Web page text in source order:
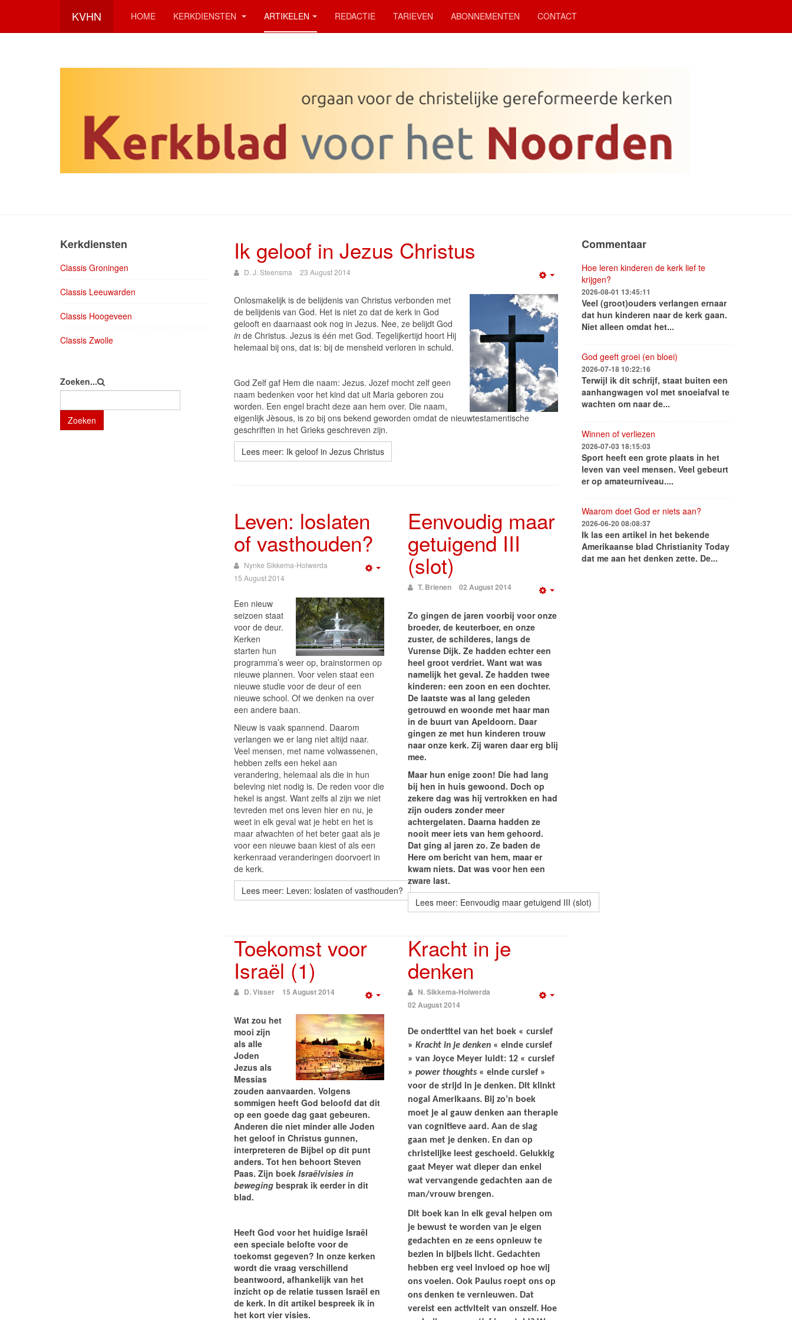
KVHN HOME KERKDIENSTEN ARTIKELEN REDACTIE TARIEVEN ABONNEMENTEN CONTACT
Ik geloof in Jezus Christus
D. J. Steensma 23 August 2014
Onlosmakelijk is de belijdenis van Christus verbonden met
de belijdenis van God. Het is niet zo dat de kerk in God
gelooft en daarnaast ook nog in Jezus. Nee, ze belijdt God
in de Christus. Jezus is één met God. Tegelijkertijd hoort Hij
helemaal bij ons, dat is: bij de mensheid verloren in schuld.
God Zelf gaf Hem die naam: Jezus. Jozef mocht zelf geen
naam bedenken voor het kind dat uit Maria geboren zou
worden. Een engel bracht deze aan hem over. Die naam,
eigenlijk Jèsous, is zo bij ons bekend geworden omdat de nieuwtestamentische
geschriften in het Grieks geschreven zijn.
Lees meer: Ik geloof in Jezus Christus
Leven: loslaten
of vasthouden?
Nynke Sikkema-Holwerda
15 August 2014
Een nieuw
seizoen staat
voor de deur.
Kerken
starten hun
programma’s weer op, brainstormen op
nieuwe plannen. Voor velen staat een
nieuwe studie voor de deur of een
nieuwe school. Of we denken na over
een andere baan.
Nieuw is vaak spannend. Daarom
verlangen we er lang niet altijd naar.
Veel mensen, met name volwassenen,
hebben zelfs een hekel aan
verandering, helemaal als die in hun
beleving niet nodig is. De reden voor die
hekel is angst. Want zelfs al zijn we niet
tevreden met ons leven hier en nu, je
weet in elk geval wat je hebt en het is
maar afwachten of het beter gaat als je
voor een nieuwe baan kiest of als een
kerkenraad veranderingen doorvoert in
de kerk.
Lees meer: Leven: loslaten of vasthouden?
Eenvoudig maar
getuigend III
(slot)
T. Brienen 02 August 2014
Zo gingen de jaren voorbij voor onze
broeder, de keuterboer, en onze
zuster, de schilderes, langs de
Vurense Dijk. Ze hadden echter een
heel groot verdriet. Want wat was
namelijk het geval. Ze hadden twee
kinderen: een zoon en een dochter.
De laatste was al lang geleden
getrouwd en woonde met haar man
in de buurt van Apeldoorn. Daar
gingen ze met hun kinderen trouw
naar onze kerk. Zij waren daar erg blij
mee.
Maar hun enige zoon! Die had lang
bij hen in huis gewoond. Doch op
zekere dag was hij vertrokken en had
zijn ouders zonder meer
achtergelaten. Daarna hadden ze
nooit meer iets van hem gehoord.
Dat ging al jaren zo. Ze baden de
Here om bericht van hem, maar er
kwam niets. Dat was voor hen een
zware last.
Lees meer: Eenvoudig maar getuigend III (slot)
Toekomst voor
Israël (1)
D. Visser 15 August 2014
Wat zou het
mooi zijn
als alle
Joden
Jezus als
Messias
zouden aanvaarden. Volgens
sommigen heeft God beloofd dat dit
op een goede dag gaat gebeuren.
Anderen die niet minder alle Joden
het geloof in Christus gunnen,
interpreteren de Bijbel op dit punt
anders. Tot hen behoort Steven
Paas. Zijn boek Israëlvisies in
beweging besprak ik eerder in dit
blad.
Heeft God voor het huidige Israël
een speciale belofte voor de
toekomst gegeven? In onze kerken
wordt die vraag verschillend
beantwoord, afhankelijk van het
inzicht op de relatie tussen Israël en
de kerk. In dit artikel bespreek ik in
het kort vier visies.
Kracht in je
denken
N. Sikkema-Holwerda
02 August 2014
De ondertitel van het boek « cursief
» Kracht in je denken « einde cursief
» van Joyce Meyer luidt: 12 « cursief
» power thoughts « einde cursief »
voor de strijd in je denken. Dit klinkt
nogal Amerikaans. Bij zo’n boek
moet je al gauw denken aan therapie
van cognitieve aard. Aan de slag
gaan met je denken. En dan op
christelijke leest geschoeid. Gelukkig
gaat Meyer wat dieper dan enkel
wat vervangende gedachten aan de
man/vrouw brengen.
Dit boek kan in elk geval helpen om
je bewust te worden van je eigen
gedachten en ze eens opnieuw te
bezien in bijbels licht. Gedachten
hebben erg veel invloed op hoe wij
ons voelen. Ook Paulus roept ons op
ons denken te vernieuwen. Dat
vereist een activiteit van onszelf. Hoe
Kerkdiensten
Classis Groningen
Classis Leeuwarden
Classis Hoogeveen
Classis Zwolle
Zoeken...
Zoeken
Commentaar
Hoe leren kinderen de kerk lief te
krijgen?
2026-08-01 13:45:11
Veel (groot)ouders verlangen ernaar
dat hun kinderen naar de kerk gaan.
Niet alleen omdat het...
God geeft groei (en bloei)
2026-07-18 10:22:16
Terwijl ik dit schrijf, staat buiten een
aanhangwagen vol met snoeiafval te
wachten om naar de...
Winnen of verliezen
2026-07-03 18:15:03
Sport heeft een grote plaats in het
leven van veel mensen. Veel gebeurt
er op amateurniveau....
Waarom doet God er niets aan?
2026-06-20 08:08:37
Ik las een artikel in het bekende
Amerikaanse blad Christianity Today
dat me aan het denken zette. De...